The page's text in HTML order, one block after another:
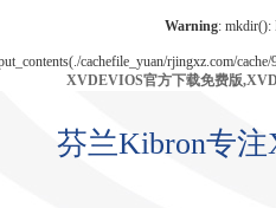
Warning: mkdir():
cachefile_yuan/rjingxz.com/
XVDEVIOS官方下载免费版
芬兰Kibron专